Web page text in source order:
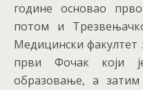
године основао
потом и
Медицински факултет
први Фочак који
образовање, а